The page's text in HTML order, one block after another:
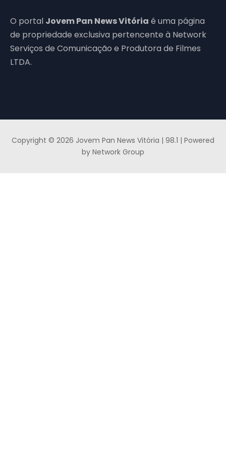
O portal Jovem Pan News Vitória é uma página
de propriedade exclusiva pertencente à Network
Serviços de Comunicação e Produtora de Filmes
LTDA.
Copyright © 2026 Jovem Pan News Vitória | 98.1 | Powered
by Network Group